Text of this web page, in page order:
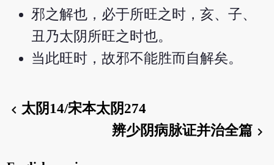
邪之解也，必于所旺之时，亥、子、
丑乃太阴所旺之时也。
当此旺时，故邪不能胜而自解矣。
chevron_left太阴14/宋本太阴274
辨少阴病脉证并治全篇 chevron_right